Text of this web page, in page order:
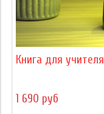
Книга для учителя
1 690 руб